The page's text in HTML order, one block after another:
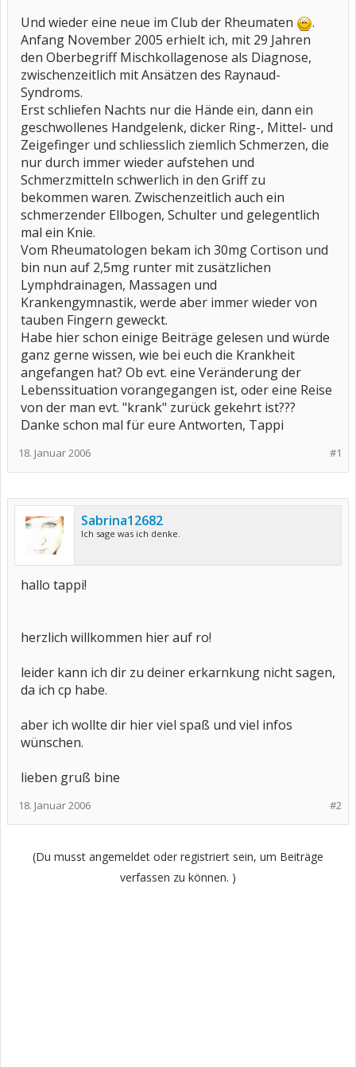
Und wieder eine neue im Club der Rheumaten
.
Anfang November 2005 erhielt ich, mit 29 Jahren
den Oberbegriff Mischkollagenose als Diagnose,
zwischenzeitlich mit Ansätzen des Raynaud-
Syndroms.
Erst schliefen Nachts nur die Hände ein, dann ein
geschwollenes Handgelenk, dicker Ring-, Mittel- und
Zeigefinger und schliesslich ziemlich Schmerzen, die
nur durch immer wieder aufstehen und
Schmerzmitteln schwerlich in den Griff zu
bekommen waren. Zwischenzeitlich auch ein
schmerzender Ellbogen, Schulter und gelegentlich
mal ein Knie.
Vom Rheumatologen bekam ich 30mg Cortison und
bin nun auf 2,5mg runter mit zusätzlichen
Lymphdrainagen, Massagen und
Krankengymnastik, werde aber immer wieder von
tauben Fingern geweckt.
Habe hier schon einige Beiträge gelesen und würde
ganz gerne wissen, wie bei euch die Krankheit
angefangen hat? Ob evt. eine Veränderung der
Lebenssituation vorangegangen ist, oder eine Reise
von der man evt. "krank" zurück gekehrt ist???
Danke schon mal für eure Antworten, Tappi
#1
18. Januar 2006
Sabrina12682
Ich sage was ich denke.
hallo tappi!
herzlich willkommen hier auf ro!
leider kann ich dir zu deiner erkarnkung nicht sagen,
da ich cp habe.
aber ich wollte dir hier viel spaß und viel infos
wünschen.
lieben gruß bine
#2
18. Januar 2006
(Du musst angemeldet oder registriert sein, um Beiträge
verfassen zu können. )